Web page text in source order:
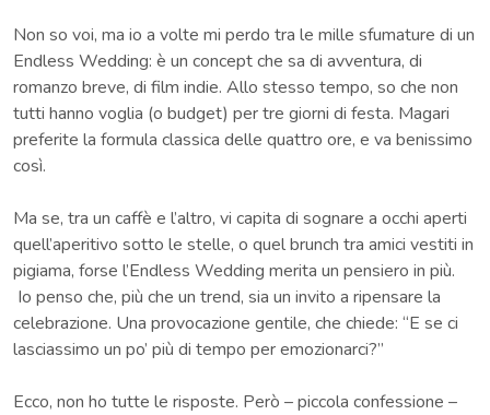
Non so voi, ma io a volte mi perdo tra le mille sfumature di un
Endless Wedding: è un concept che sa di avventura, di
romanzo breve, di film indie. Allo stesso tempo, so che non
tutti hanno voglia (o budget) per tre giorni di festa. Magari
preferite la formula classica delle quattro ore, e va benissimo
così.
Ma se, tra un caffè e l’altro, vi capita di sognare a occhi aperti
quell’aperitivo sotto le stelle, o quel brunch tra amici vestiti in
pigiama, forse l’Endless Wedding merita un pensiero in più.
Io penso che, più che un trend, sia un invito a ripensare la
celebrazione. Una provocazione gentile, che chiede: “E se ci
lasciassimo un po’ più di tempo per emozionarci?”
Ecco, non ho tutte le risposte. Però – piccola confessione –